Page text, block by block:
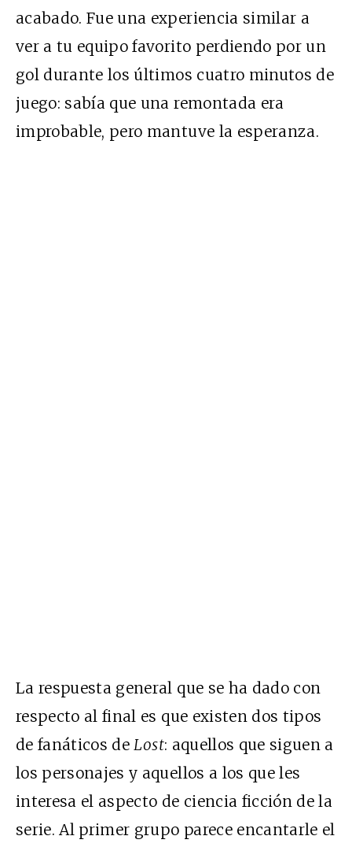
acabado. Fue una experiencia similar a
ver a tu equipo favorito perdiendo por un
gol durante los últimos cuatro minutos de
juego: sabía que una remontada era
improbable, pero mantuve la esperanza.
La respuesta general que se ha dado con
respecto al final es que existen dos tipos
de fanáticos deLost: aquellos que siguen a
los personajes y aquellos a los que les
interesa el aspecto de ciencia ficción de la
serie. Al primer grupo parece encantarle el